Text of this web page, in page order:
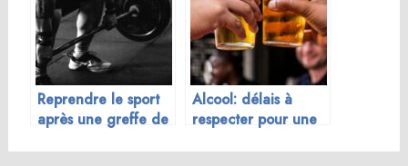
Reprendre le sport
après une greffe de
Alcool: délais à
respecter pour une